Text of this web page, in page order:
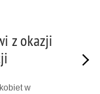
z okazji
w